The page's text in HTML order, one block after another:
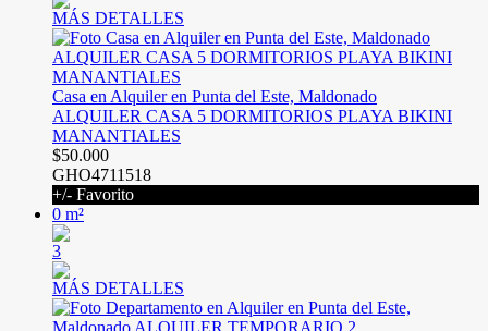
MÁS DETALLES
Casa en Alquiler en Punta del Este, Maldonado
ALQUILER CASA 5 DORMITORIOS PLAYA BIKINI
MANANTIALES
$50.000
GHO4711518
+/- Favorito
0 m²
3
MÁS DETALLES